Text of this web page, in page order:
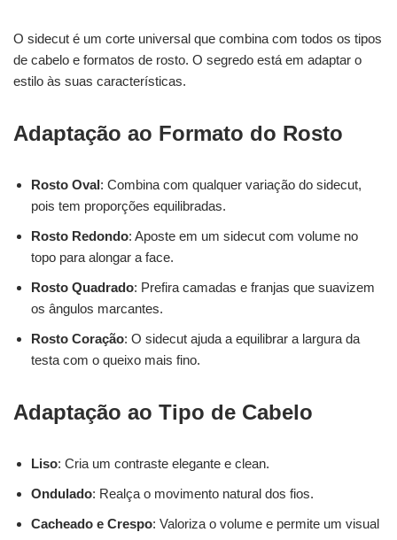
O sidecut é um corte universal que combina com todos os tipos
de cabelo e formatos de rosto. O segredo está em adaptar o
estilo às suas características.
Adaptação ao Formato do Rosto
Rosto Oval: Combina com qualquer variação do sidecut,
pois tem proporções equilibradas.
Rosto Redondo: Aposte em um sidecut com volume no
topo para alongar a face.
Rosto Quadrado: Prefira camadas e franjas que suavizem
os ângulos marcantes.
Rosto Coração: O sidecut ajuda a equilibrar a largura da
testa com o queixo mais fino.
Adaptação ao Tipo de Cabelo
Liso: Cria um contraste elegante e clean.
Ondulado: Realça o movimento natural dos fios.
Cacheado e Crespo: Valoriza o volume e permite um visual